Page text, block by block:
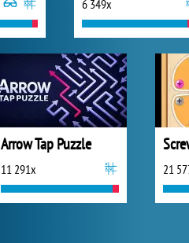
6 349x
Arrow Tap Puzzle
11 291x 21